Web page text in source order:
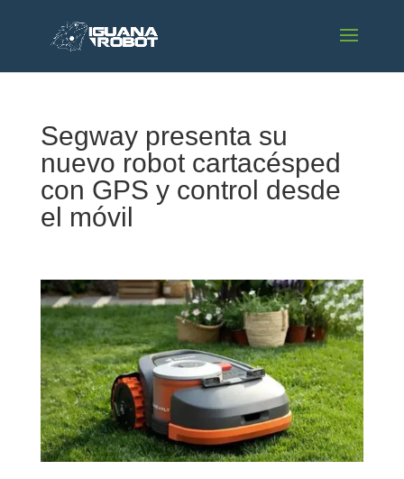
Segway presenta su
nuevo robot cartacésped
con GPS y control desde
el móvil